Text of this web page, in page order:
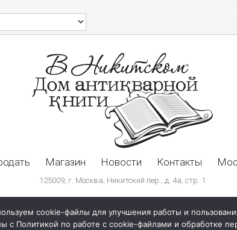
Магазин Новости Контакты
125009, г. Москва, Никитский пер., д. 4а, стр. 1
cookie-файлы для улучшения работы и
с Политикой по работе с cookie-файлами и обработке